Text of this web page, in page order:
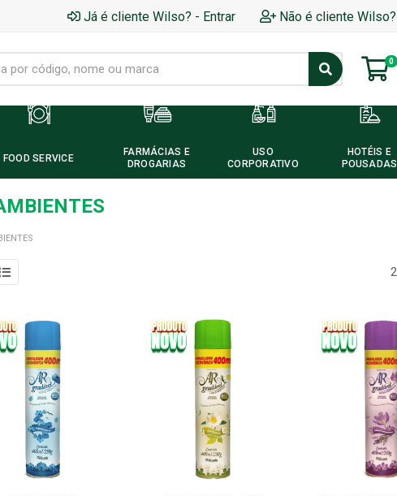
Já é cliente Wilso? - Entrar Não é cliente
0
FOOD SERVICE
FARMÁCIAS E
DROGARIAS
USO
CORPORATIVO
HOTÉIS E
POUSADAS